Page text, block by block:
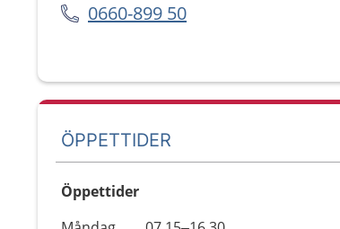
0660-899 50
ÖPPETTIDER
Öppettider